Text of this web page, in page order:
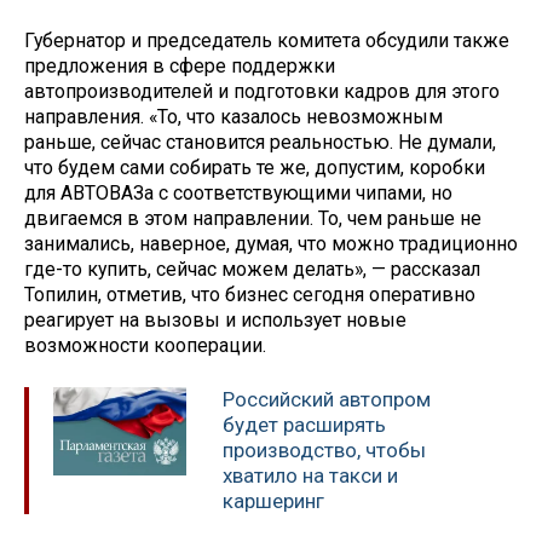
Губернатор и председатель комитета обсудили также
предложения в сфере поддержки
автопроизводителей и подготовки кадров для этого
направления. «То, что казалось невозможным
раньше, сейчас становится реальностью. Не думали,
что будем сами собирать те же, допустим, коробки
для АВТОВАЗа с соответствующими чипами, но
двигаемся в этом направлении. То, чем раньше не
занимались, наверное, думая, что можно традиционно
где-то купить, сейчас можем делать», — рассказал
Топилин, отметив, что бизнес сегодня оперативно
реагирует на вызовы и использует новые
возможности кооперации.
Российский автопром
будет расширять
производство, чтобы
хватило на такси и
каршеринг